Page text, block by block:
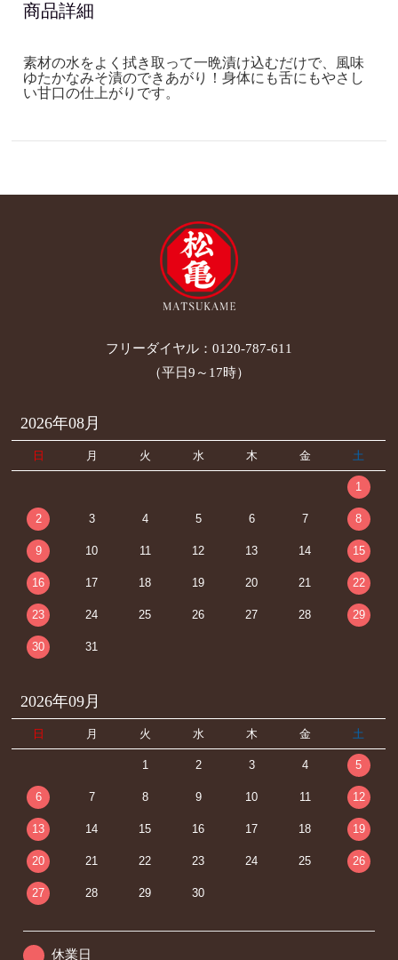
商品詳細
素材の水をよく拭き取って一晩漬け込むだけで、風味
ゆたかなみそ漬のできあがり！身体にも舌にもやさし
い甘口の仕上がりです。
フリーダイヤル： 0120-787-611
（平日9～17時）
2026年08月
日 月 火 水 木 金 土
1
2 3 4 5 6 7 8
9 10 11 12 13 14 15
16 17 18 19 20 21 22
23 24 25 26 27 28 29
30 31
2026年09月
日 月 火 水 木 金 土
1 2 3 4 5
6 7 8 9 10 11 12
13 14 15 16 17 18 19
20 21 22 23 24 25 26
27 28 29 30
休業日